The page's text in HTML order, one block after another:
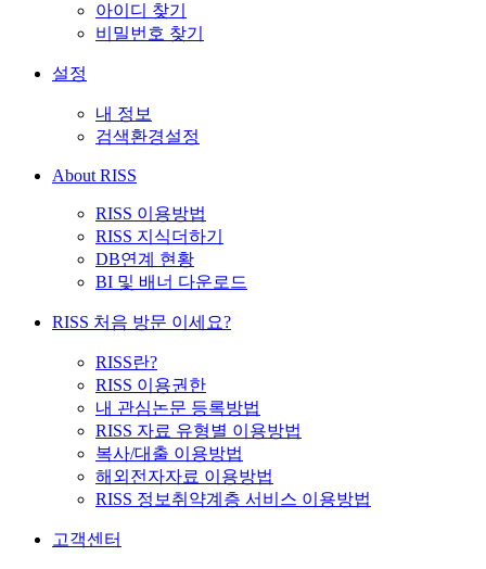
아이디 찾기
비밀번호 찾기
설정
내 정보
검색환경설정
About RISS
RISS 이용방법
RISS 지식더하기
DB연계 현황
BI 및 배너 다운로드
RISS 처음 방문 이세요?
RISS란?
RISS 이용권한
내 관심논문 등록방법
RISS 자료 유형별 이용방법
복사/대출 이용방법
해외전자자료 이용방법
RISS 정보취약계층 서비스 이용방법
고객센터